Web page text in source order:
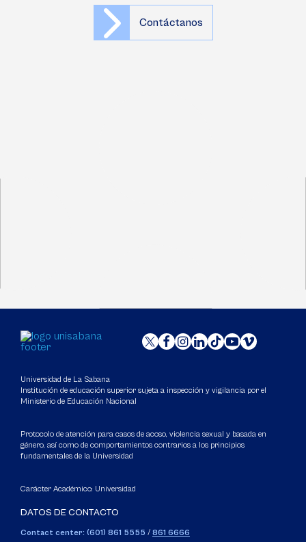
Contáctanos
Universidad de La Sabana
Institución de educación superior sujeta a inspección y vigilancia por el
Ministerio de Educación Nacional
Protocolo de atención para casos de acoso, violencia sexual y basada en
género, así como de comportamientos contrarios a los principios
fundamentales de la Universidad
Carácter Académico: Universidad
DATOS DE CONTACTO
Contact center: (601) 861 5555 / 861 6666